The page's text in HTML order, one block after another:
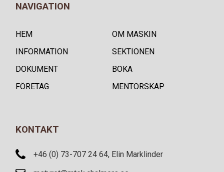
NAVIGATION
HEM
OM MASKIN
INFORMATION
SEKTIONEN
DOKUMENT
BOKA
FÖRETAG
MENTORSKAP
KONTAKT
+46 (0) 73-707 24 64, Elin Marklinder